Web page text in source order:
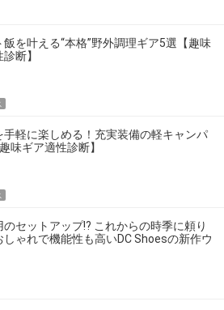
飯を叶える“本格”野外調理ギア5選【趣味
断】
手軽に楽しめる！充実装備の軽キャンパ
味ギア適性診断】
のセットアップ!? これからの時季に頼り
しゃれで機能性も高いDC Shoesの新作ウ